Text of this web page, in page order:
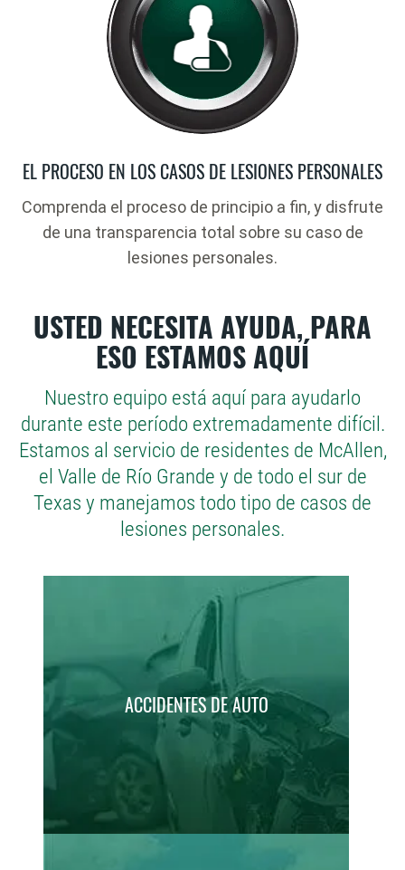
EL PROCESO EN LOS CASOS DE LESIONES PERSONALES
Comprenda el proceso de principio a fin, y disfrute
de una transparencia total sobre su caso de
lesiones personales.
USTED NECESITA AYUDA, PARA
ESO ESTAMOS AQUÍ
Nuestro equipo está aquí para ayudarlo
durante este período extremadamente difícil.
Estamos al servicio de residentes de McAllen,
el Valle de Río Grande y de todo el sur de
Texas y manejamos todo tipo de casos de
lesiones personales.
ACCIDENTES DE AUTO